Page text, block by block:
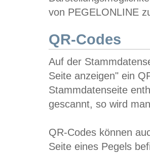
von PEGELONLINE
QR-Codes
Auf der
Seite anzeigen" ein
Stammdatenseite
gescannt, so wird
QR-Codes können
Seite eines Pegels